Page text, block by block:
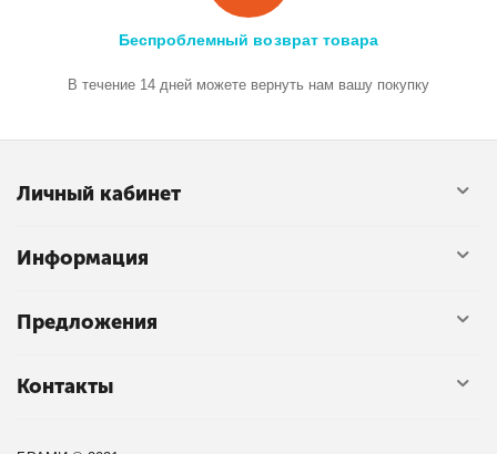
Беспроблемный возврат товара
В течение 14 дней можете вернуть нам вашу покупку
Личный кабинет
Информация
Предложения
Контакты